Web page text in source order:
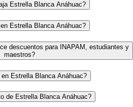
Estrella Blanca Anáhuac?
Estrella Blanca Anáhuac?
descuentos para INAPAM, estudiantes y
maestros?
Estrella Blanca Anáhuac?
de Estrella Blanca Anáhuac?